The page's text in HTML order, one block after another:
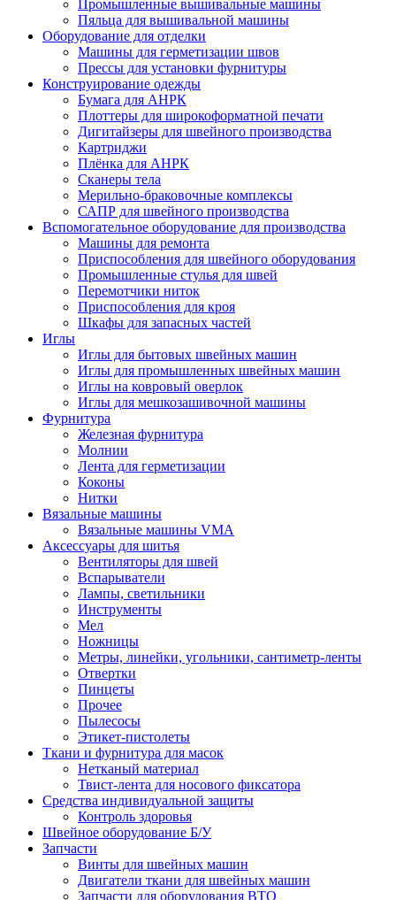
Промышленные вышивальные машины
Пяльца для вышивальной машины
Оборудование для отделки
Машины для герметизации швов
Прессы для установки фурнитуры
Конструирование одежды
Бумага для АНРК
Плоттеры для широкоформатной печати
Дигитайзеры для швейного производства
Картриджи
Плёнка для АНРК
Сканеры тела
Мерильно-браковочные комплексы
САПР для швейного производства
Вспомогательное оборудование для производства
Машины для ремонта
Приспособления для швейного оборудования
Промышленные стулья для швей
Перемотчики ниток
Приспособления для кроя
Шкафы для запасных частей
Иглы
Иглы для бытовых швейных машин
Иглы для промышленных швейных машин
Иглы на ковровый оверлок
Иглы для мешкозашивочной машины
Фурнитура
Железная фурнитура
Молнии
Лента для герметизации
Коконы
Нитки
Вязальные машины
Вязальные машины VMA
Аксессуары для шитья
Вентиляторы для швей
Вспарыватели
Лампы, светильники
Инструменты
Мел
Ножницы
Метры, линейки, угольники, сантиметр-ленты
Отвертки
Пинцеты
Прочее
Пылесосы
Этикет-пистолеты
Ткани и фурнитура для масок
Нетканый материал
Твист-лента для носового фиксатора
Средства индивидуальной защиты
Контроль здоровья
Швейное оборудование Б/У
Запчасти
Винты для швейных машин
Двигатели ткани для швейных машин
Запчасти для оборудования ВТО